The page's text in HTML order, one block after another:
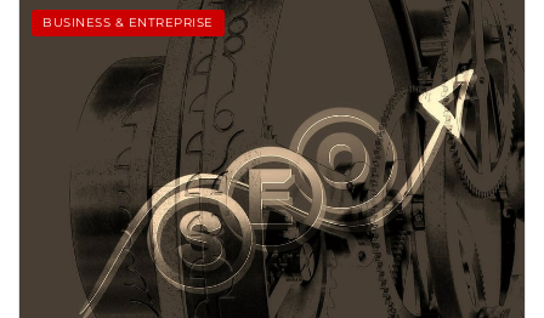
BUSINESS & ENTREPRISE